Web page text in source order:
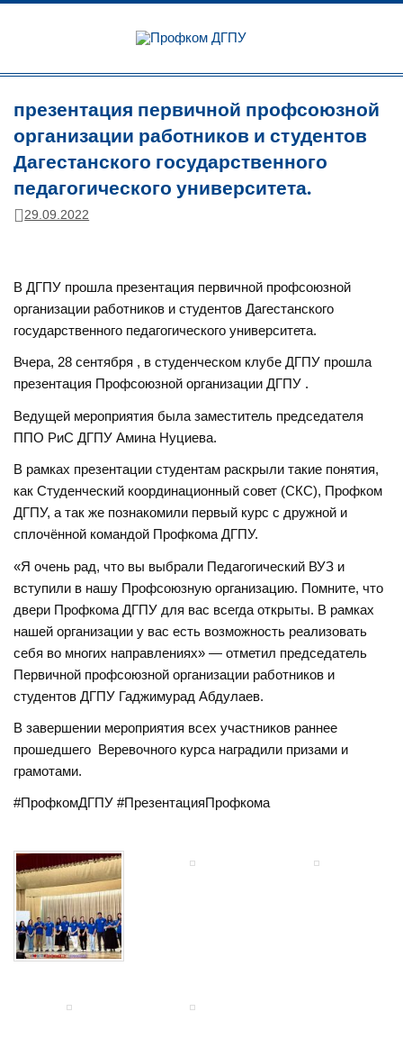
Перейти
ДГПУ
презентация первичной профсоюзной
организации работников и студентов
Дагестанского государственного
педагогического университета.
29.09.2022
В ДГПУ прошла презентация первичной профсоюзной
организации работников и студентов Дагестанского
государственного педагогического университета.
Вчера, 28 сентября , в студенческом клубе ДГПУ прошла
презентация Профсоюзной организации ДГПУ .
Ведущей мероприятия была заместитель председателя
ППО РиС ДГПУ Амина Нуциева.
В рамках презентации студентам раскрыли такие понятия,
как Студенческий координационный совет (СКС), Профком
ДГПУ, а так же познакомили первый курс с дружной и
сплочённой командой Профкома ДГПУ.
«Я очень рад, что вы выбрали Педагогический ВУЗ и
вступили в нашу Профсоюзную организацию. Помните, что
двери Профкома ДГПУ для вас всегда открыты. В рамках
нашей организации у вас есть возможность реализовать
себя во многих направлениях» — отметил председатель
Первичной профсоюзной организации работников и
студентов ДГПУ Гаджимурад Абдулаев.
В завершении мероприятия всех участников раннее
прошедшего Веревочного курса наградили призами и
грамотами.
#ПрофкомДГПУ #ПрезентацияПрофкома